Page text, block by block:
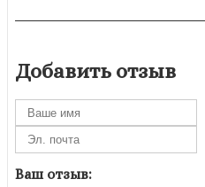
Добавить отзыв
Ваш отзыв: